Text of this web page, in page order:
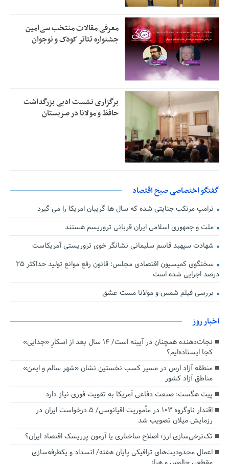
معرفی مقالات منتخب سی‌امین
جشنواره تئاتر کودک و نوجوان
برگزاری نشست ادبی بزرگداشت
حافظ و مولانا در صربستان
گفتگو اختصاصی صبح اقتصاد
ترامپ مرتکب جنایتی شده که سال ها گریبان امریکا را می گیرد
ملت و جمهوری اسلامی ایران قربانی تروریسم هستند
شهادت سپهبد قاسم سلیمانی نشانگر خوی تروریستی آمریکاست
سخنگوی کمیسیون اقتصادی مجلس: قانون رفع موانع تولید حداکثر ۲۵
درصد اجرایی شده است
بررسی فیلم شمس و مولانا مست عشق
اخبار روز
نجات‌دهنده‌ همچنان در آیینه است/ ۱۴ سال بعد از اسکارِ «جدایی»
کجا ایستاده‌ایم؟
منطقه آزاد ارس در مسیر کسب نخستین نشان «شهر سالم و ایمن»
مناطق آزاد کشور
پیت هگست: صنعت دفاعی آمریکا به تقویت فوری نیاز دارد
اقتدار ناوگروه ۱۰۳ در مأموریت‌ اقیانوسی/ ۵ درخواست ایران در
رزمایش میلان تصویب شد
تک‌نرخی‌سازی ارز؛ اصلاح ساختاری یا آزمون پرریسک اقتصاد ایران؟
اعمال محدودیت‌های ترافیکی پایان هفته/ انسداد و یکطرفه‌سازی